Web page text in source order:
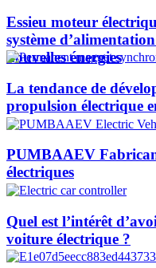
Essieu moteur
système
nouvelles énergies
La tendance de
propulsion électrique
PUMBAAEV
électriques
Quel est l’intérêt
voiture électrique ?